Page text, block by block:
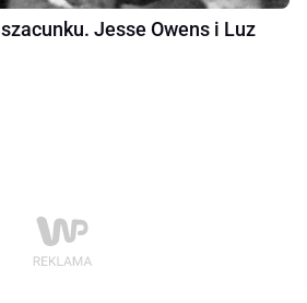
Jesse Owens i Luz